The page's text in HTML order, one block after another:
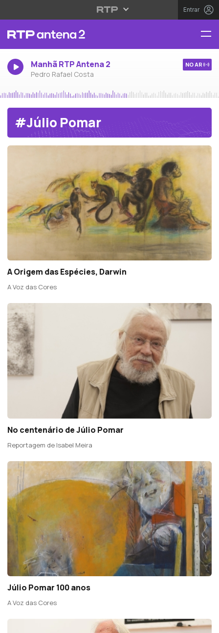
Entrar
Manhã RTP Antena 2
Pedro Rafael Costa
NO AR
#Júlio Pomar
A Origem das Espécies, Darwin
A Voz das Cores
No centenário de Júlio Pomar
Reportagem de Isabel Meira
Júlio Pomar 100 anos
A Voz das Cores